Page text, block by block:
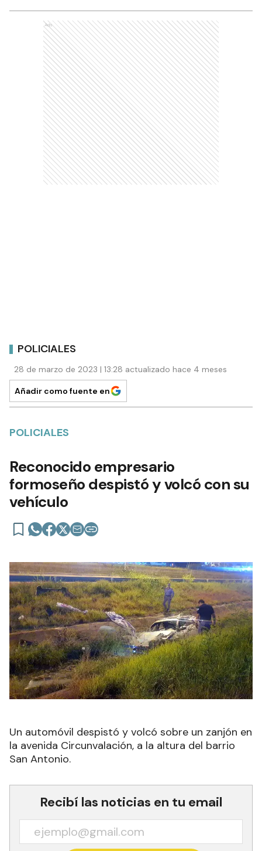
Ads
POLICIALES
28 de marzo de 2023 | 13:28 actualizado hace 4 meses
Añadir como fuente en
POLICIALES
Reconocido empresario
formoseño despistó y volcó con su
vehículo
Un automóvil despistó y volcó sobre un zanjón en
la avenida Circunvalación, a la altura del barrio
San Antonio.
Recibí las noticias en tu email